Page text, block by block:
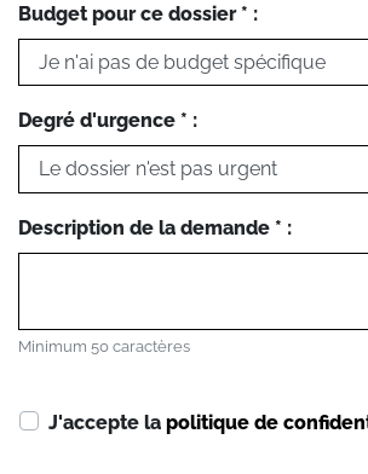
Budget pour ce dossier * :
Degré d'urgence * :
Description de la demande * :
Minimum 50 caractères
J'accepte la politique de